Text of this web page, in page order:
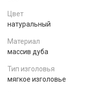
Цвет
натуральный
Материал
массив дуба
Тип изголовья
мягкое изголовье